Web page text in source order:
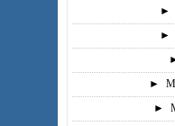
►
►
►
►